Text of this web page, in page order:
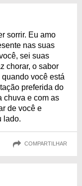
sorrir. Eu amo
nas suas
sei suas
chorar, o sabor
você está
preferida do
chuva e com as
de você e
lado.
COMPARTILHAR